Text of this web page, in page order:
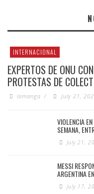
INTERNACIONAL
EXPERTOS DE ONU
PROTESTAS DE
lamanga / July 21,
VIOLENCIA
SEMANA,
July 21,
MESSI
ARGENTINA
July 17,